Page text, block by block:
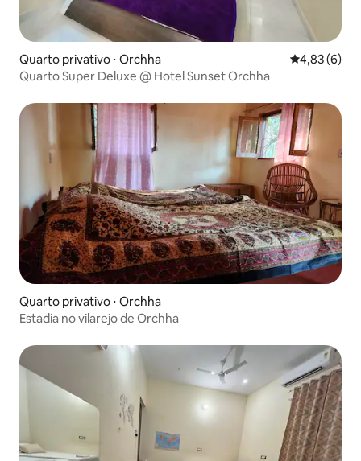
Quarto privativo ⋅ Orchha 4,83 de uma
4,83 (6)
Quarto Super Deluxe @ Hotel Sunset Orchha
Quarto privativo ⋅ Orchha
Estadia no vilarejo de Orchha